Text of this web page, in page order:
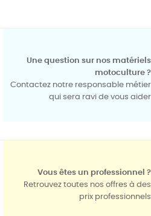
Une question sur nos matériels
motoculture ?
Contactez notre responsable métier
qui sera ravi de vous aider
Vous êtes un professionnel ?
Retrouvez toutes nos offres à des
prix professionnels